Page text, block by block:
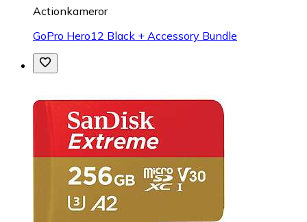
Actionkameror
GoPro Hero12 Black + Accessory Bundle